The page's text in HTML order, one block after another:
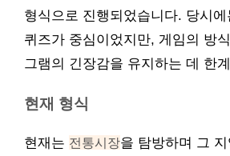
형식으로 진행되었습니다. 당시
퀴즈가 중심이었지만, 게임의 방
그램의 긴장감을 유지하는 데 한
현재 형식
현재는 전통시장을 탐방하며 그